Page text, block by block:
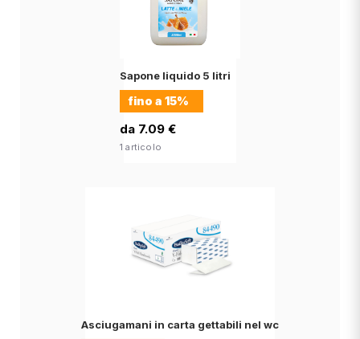
Sapone liquido 5 litri
fino a 15%
da 7.09 €
1 articolo
Asciugamani in carta gettabili nel wc